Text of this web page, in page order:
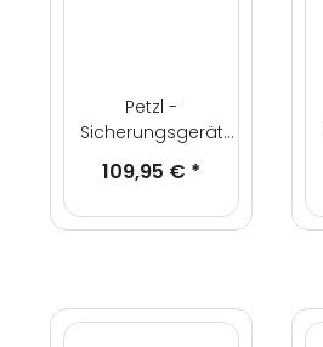
Petzl -
Sicherungsgerät
GRIGRI® + Modell
2026
109,95 € *